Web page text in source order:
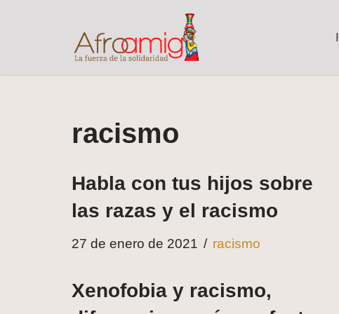
racismo
Habla con tus hijos sobre
las razas y el racismo
27 de enero de 2021 racismo
Xenofobia y racismo,